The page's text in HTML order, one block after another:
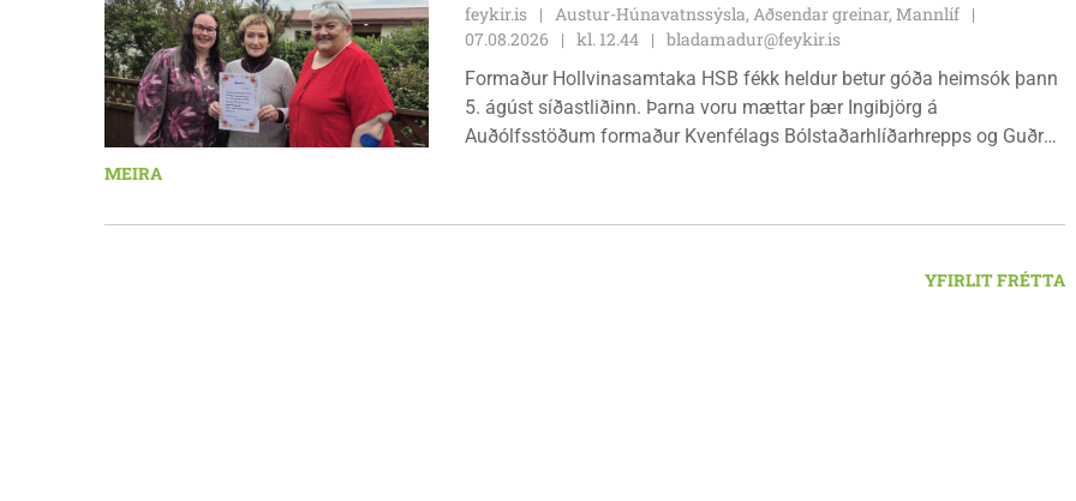
feykir.is
Austur-Húnavatnssýsla, Aðsendar greinar, Mannlíf
07.08.2026
kl. 12.44
bladamadur@feykir.is
Formaður Hollvinasamtaka HSB fékk heldur betur góða heimsók þann
5. ágúst síðastliðinn. Þarna voru mættar þær Ingibjörg á
Auðólfsstöðum formaður Kvenfélags Bólstaðarhlíðarhrepps og Guðrún
höggbylgjutæki í aðstöðu sjúkraþjálfara.
MEIRA
YFIRLIT FRÉTTA